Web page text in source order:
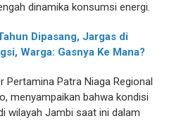
dinamika konsumsi energi.
Dipasang, Jargas di
Warga: Gasnya Ke Mana?
Pertamina Patra Niaga Regional
menyampaikan bahwa kondisi
wilayah Jambi saat ini dalam